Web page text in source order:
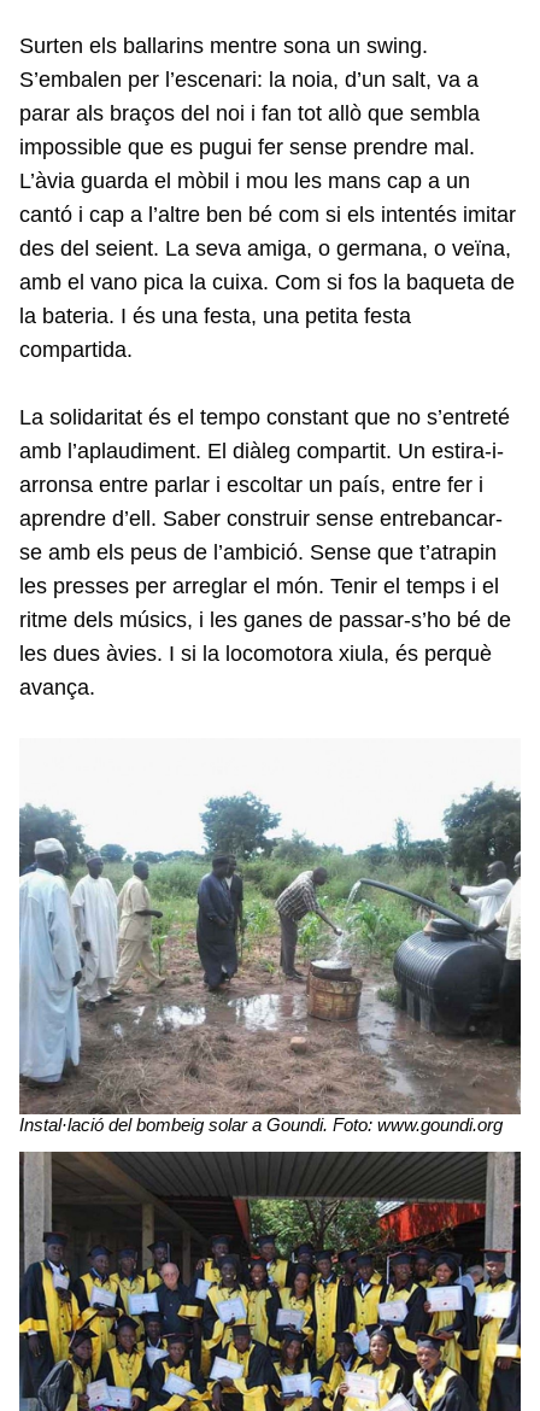
Surten els ballarins mentre sona un swing.
S’embalen per l’escenari: la noia, d’un salt, va a
parar als braços del noi i fan tot allò que sembla
impossible que es pugui fer sense prendre mal.
L’àvia guarda el mòbil i mou les mans cap a un
cantó i cap a l’altre ben bé com si els intentés imitar
des del seient. La seva amiga, o germana, o veïna,
amb el vano pica la cuixa. Com si fos la baqueta de
la bateria. I és una festa, una petita festa
compartida.
La solidaritat és el tempo constant que no s’entreté
amb l’aplaudiment. El diàleg compartit. Un estira-i-
arronsa entre parlar i escoltar un país, entre fer i
aprendre d’ell. Saber construir sense entrebancar-
se amb els peus de l’ambició. Sense que t’atrapin
les presses per arreglar el món. Tenir el temps i el
ritme dels músics, i les ganes de passar-s’ho bé de
les dues àvies. I si la locomotora xiula, és perquè
avança.
Instal·lació del bombeig solar a Goundi. Foto: www.goundi.org